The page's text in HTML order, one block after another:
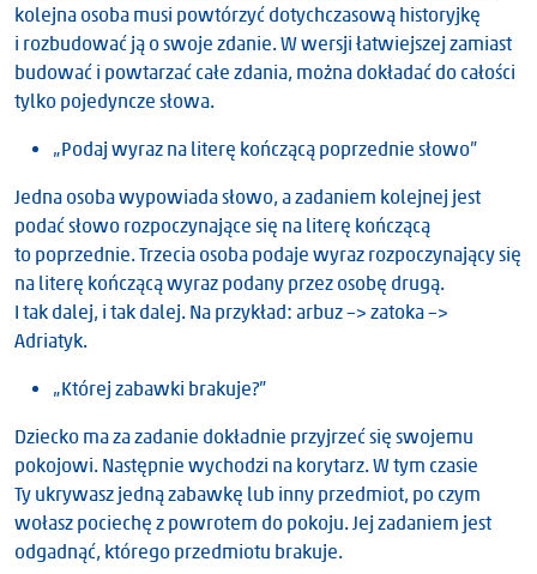
kolejna osoba musi powtórzyć dotychczasową historyjkę
i rozbudować ją o swoje zdanie. W wersji łatwiejszej zamiast
budować i powtarzać całe zdania, można dokładać do całości
tylko pojedyncze słowa.
„Podaj wyraz na literę kończącą poprzednie słowo”
Jedna osoba wypowiada słowo, a zadaniem kolejnej jest
podać słowo rozpoczynające się na literę kończącą
to poprzednie. Trzecia osoba podaje wyraz rozpoczynający się
na literę kończącą wyraz podany przez osobę drugą.
I tak dalej, i tak dalej. Na przykład: arbuz –> zatoka –>
Adriatyk.
„Której zabawki brakuje?”
Dziecko ma za zadanie dokładnie przyjrzeć się swojemu
pokojowi. Następnie wychodzi na korytarz. W tym czasie
Ty ukrywasz jedną zabawkę lub inny przedmiot, po czym
wołasz pociechę z powrotem do pokoju. Jej zadaniem jest
odgadnąć, którego przedmiotu brakuje.